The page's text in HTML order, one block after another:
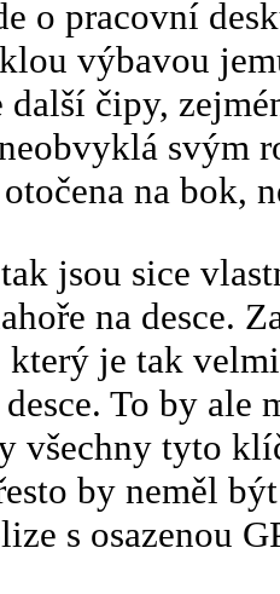
o pracovní
výbavou
čipy,
svým
na bok,
jsou sice
na desce.
který je tak
To by
všechny tyto
by neměl
s osazenou